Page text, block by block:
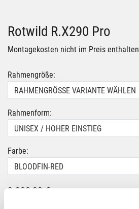
Rotwild R.X290 Pro
Montagekosten nicht im Preis enthalten
Rahmengröße:
RAHMENGRÖSSE VARIANTE WÄHLEN
Rahmenform:
UNISEX / HOHER EINSTIEG
Farbe:
BLOODFIN-RED
9.990,00 €